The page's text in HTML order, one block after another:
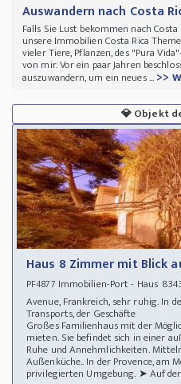
Auswandern nach Costa
Falls Sie Lust bekommen nach
unsere Immobilien Costa Rica
vieler Tiere, Pflanzen, des "Pura
von mir. Vor ein paar Jahren
auszuwandern, um ein neues ...>>
💎Objekt
Haus 8 Zimmer mit Blick
PF4877 Immobilien-Port - Haus
Avenue, Frankreich, sehr ruhig. In
Transports, der Geschäfte
Großes Familienhaus mit der
mieten. Sie befindet sich in einer
Ruhe und Annehmlichkeiten.
Außenküche.. In der Provence, am
privilegierten Umgebung. ➤ Auf der